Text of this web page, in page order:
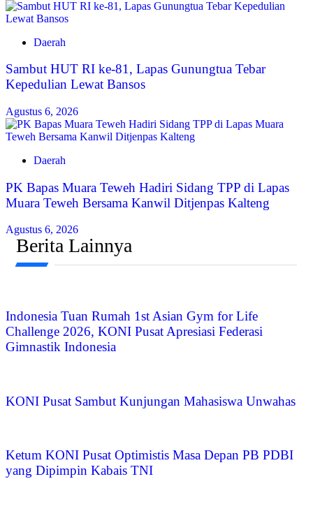
Daerah
Sambut HUT RI ke-81, Lapas Gunungtua Tebar
Kepedulian Lewat Bansos
Agustus 6, 2026
Daerah
‎PK Bapas Muara Teweh Hadiri Sidang TPP di Lapas
Muara Teweh Bersama Kanwil Ditjenpas Kalteng
Agustus 6, 2026
Berita Lainnya
Indonesia Tuan Rumah 1st Asian Gym for Life
Challenge 2026, KONI Pusat Apresiasi Federasi
Gimnastik Indonesia
KONI Pusat Sambut Kunjungan Mahasiswa Unwahas
Ketum KONI Pusat Optimistis Masa Depan PB PDBI
yang Dipimpin Kabais TNI